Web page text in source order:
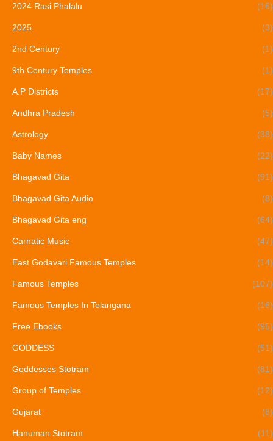
2024 Rasi Phalalu (16)
2025 (3)
2nd Century (1)
9th Century Temples (1)
A.P Districts (17)
Andhra Pradesh (5)
Astrology (38)
Baby Names (22)
Bhagavad Gita (91)
Bhagavad Gita Audio (8)
Bhagavad Gita eng (64)
Carnatic Music (47)
East Godavari Famous Temples (14)
Famous Temples (107)
Famous Temples In Telangana (16)
Free Ebooks (95)
GODDESS (51)
Goddesses Stotram (81)
Group of Temples (12)
Gujarat (8)
Hanuman Stotram (11)